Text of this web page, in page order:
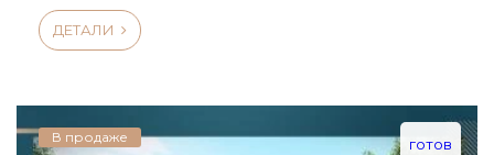
ДЕТАЛИ
В продаже готов